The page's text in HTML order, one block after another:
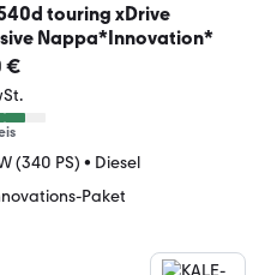
touring xDrive
Nappa*Innovation*
€
(340 PS) • Diesel
Paket